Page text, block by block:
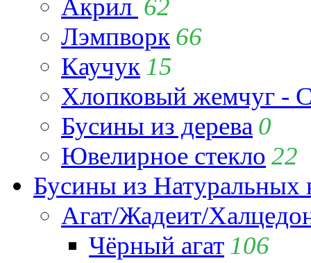
Акрил 62
Лэмпворк 66
Каучук 15
Хлопковый жемчуг -
Бусины из дерева 0
Ювелирное стекло 22
Бусины из Натуральных
Агат/Жадеит/
Чёрный агат 106